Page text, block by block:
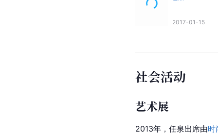
2017-01-15
社会活动
艺术展
2013年，任泉出席由时